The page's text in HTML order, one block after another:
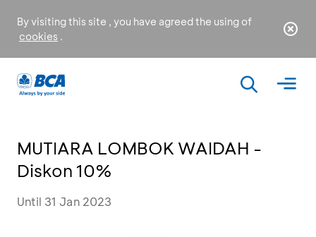
By visiting this site , you have agreed the using of
cookies .
MUTIARA LOMBOK WAIDAH -
Diskon 10%
Until 31 Jan 2023